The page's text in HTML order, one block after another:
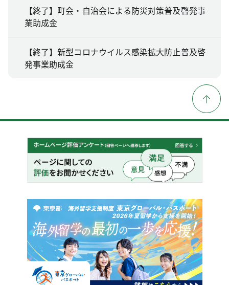
【終了】町会・自治会による防災対策普及啓発事
業助成金
【終了】新型コロナウイルス感染拡大防止普及啓
発事業助成金